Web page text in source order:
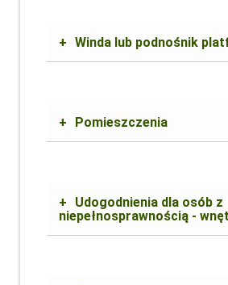
+ Winda lub podnośnik
+ Pomieszczenia
+
Udogodnienia dla osób z
niepełnosprawnością -